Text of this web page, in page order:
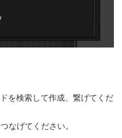
を検索して作成、繋げてくだ
なげてください。